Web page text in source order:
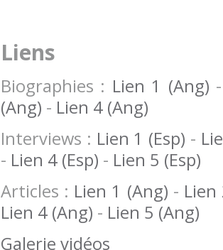
Liens
Biographies : Lien 1 (Ang)
(Ang) - Lien 4 (Ang)
Interviews : Lien 1 (Esp) -
- Lien 4 (Esp) - Lien 5 (Esp)
Articles : Lien 1 (Ang) - Lien
Lien 4 (Ang) - Lien 5 (Ang)
Galerie vidéos